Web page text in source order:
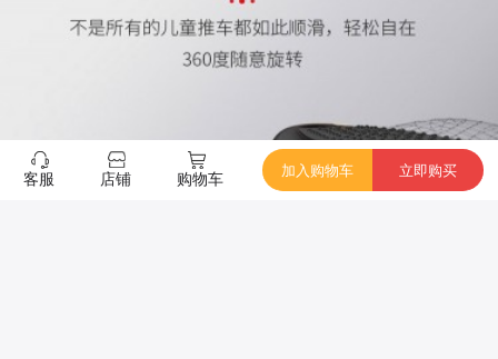
客服 店铺 购物车 加入购物车 立即购买